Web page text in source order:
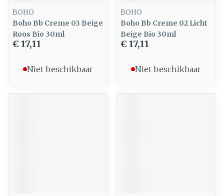
BOHO
Boho Bb Creme 03 Beige
Roos Bio 30ml
€ 17,11
Niet beschikbaar
BOHO
Boho Bb Creme 02 Licht
Beige Bio 30ml
€ 17,11
Niet beschikbaar